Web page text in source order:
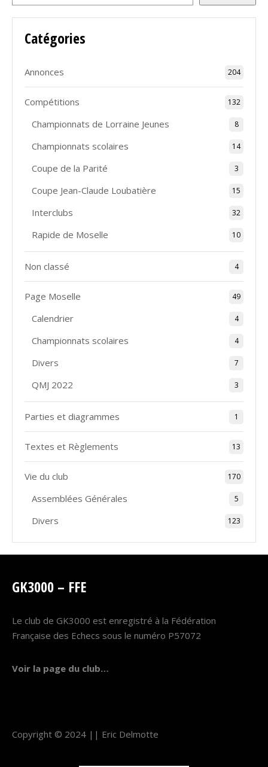
Catégories
Annonces 204
Compétitions 132
Championnats de Lorraine Jeunes 8
Championnats scolaires 14
Coupe de la Parité 3
Coupe Jean-Claude Loubatière 15
Interclubs 32
Rapide de Moselle 10
Non classé 4
Page Moselle 49
Calendrier 4
Championnats scolaires 4
Divers 7
QMJ 2022 3
Parties et diagrammes 1
Textes et Règlements 13
Vie du club 170
Assemblées Générales 5
Divers 123
GK3000 – FFE
Le club de GK3000 est enregistré à la Fédération
Française des Echecs sous le numéro P57072
Voir la page du club…
Copyright © 2024 || Eric Delmotte